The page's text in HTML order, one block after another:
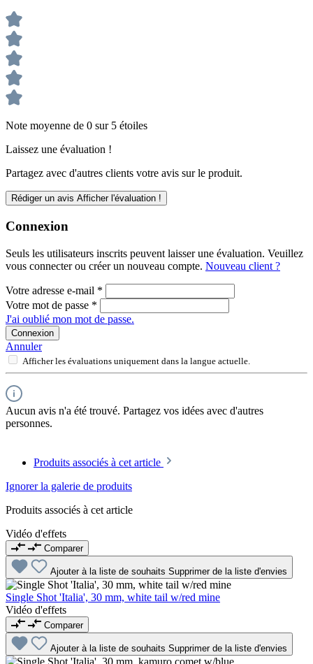
Note moyenne de 0 sur 5 étoiles
Laissez une évaluation !
Partagez avec d'autres clients votre avis sur le produit.
Rédiger un avis Afficher l'évaluation !
Connexion
Seuls les utilisateurs inscrits peuvent laisser une évaluation. Veuillez
vous connecter ou créer un nouveau compte. Nouveau client ?
Votre adresse e-mail *
Votre mot de passe *
J'ai oublié mon mot de passe.
Connexion
Annuler
Afficher les évaluations uniquement dans la langue actuelle.
Aucun avis n'a été trouvé. Partagez vos idées avec d'autres
personnes.
Produits associés à cet article
Ignorer la galerie de produits
Produits associés à cet article
Vidéo d'effets
Comparer
Ajouter à la liste de souhaits Supprimer de la liste d'envies
Single Shot 'Italia', 30 mm, white tail w/red mine
Vidéo d'effets
Comparer
Ajouter à la liste de souhaits Supprimer de la liste d'envies